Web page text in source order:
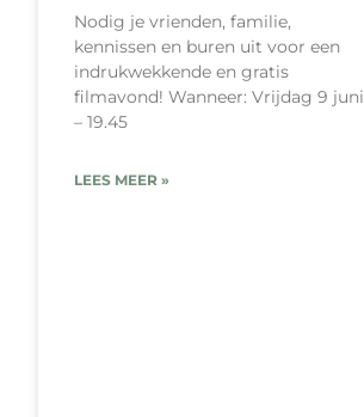
Nodig je vrienden, familie,
kennissen en buren uit voor een
indrukwekkende en gratis
filmavond! Wanneer: Vrijdag 9 juni
– 19.45
LEES MEER »